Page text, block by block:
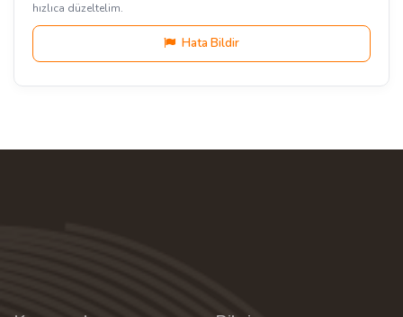
hızlıca düzeltelim.
Hata Bildir